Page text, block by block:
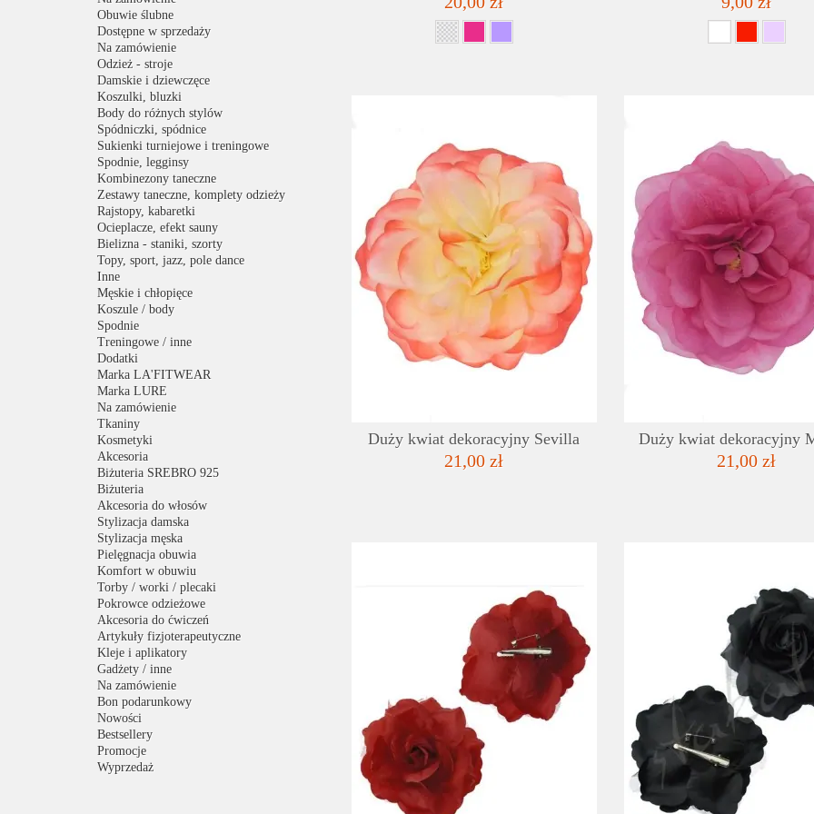
Obuwie ślubne
Dostępne w sprzedaży
Na zamówienie
Odzież - stroje
Damskie i dziewczęce
Koszulki, bluzki
Body do różnych stylów
Spódniczki, spódnice
Sukienki turniejowe i treningowe
Spodnie, legginsy
Kombinezony taneczne
Zestawy taneczne, komplety odzieży
Rajstopy, kabaretki
Ocieplacze, efekt sauny
Bielizna - staniki, szorty
Topy, sport, jazz, pole dance
Inne
Męskie i chłopięce
Koszule / body
Spodnie
Treningowe / inne
Dodatki
Marka LA'FITWEAR
Marka LURE
Na zamówienie
Tkaniny
Kosmetyki
Akcesoria
Biżuteria SREBRO 925
Biżuteria
Akcesoria do włosów
Stylizacja damska
Stylizacja męska
Pielęgnacja obuwia
Komfort w obuwiu
Torby / worki / plecaki
Pokrowce odzieżowe
Akcesoria do ćwiczeń
Artykuły fizjoterapeutyczne
Kleje i aplikatory
Gadżety / inne
Na zamówienie
Bon podarunkowy
Nowości
Bestsellery
Promocje
Wyprzedaż
LISTA ŻYCZEŃ
SZCZEGÓŁY
Duży kwiat dekoracyjny Sevilla
21,00 zł
Duży kwiat dekoracyjny
21,00 zł
LISTA ŻYCZEŃ
SZCZEGÓŁY